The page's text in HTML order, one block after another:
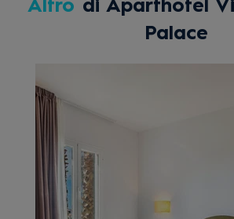
Altro di Aparthotel
Palace